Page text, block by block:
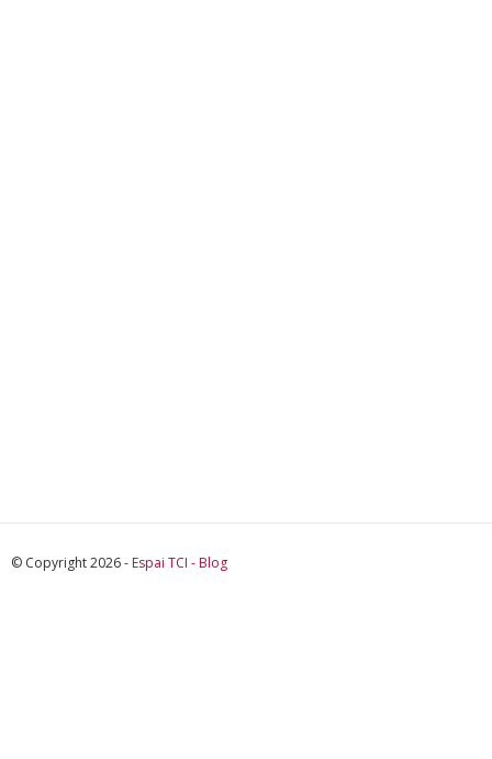
© Copyright 2026 - Espai TCI - Blog